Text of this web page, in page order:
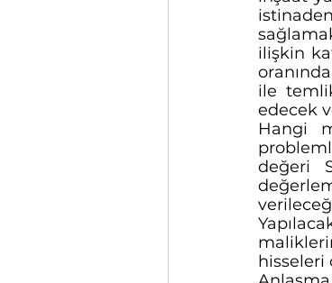
ilişkin
ile
edecek
Hangi
değeri
hisseleri